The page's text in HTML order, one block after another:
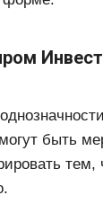
быть
тем,